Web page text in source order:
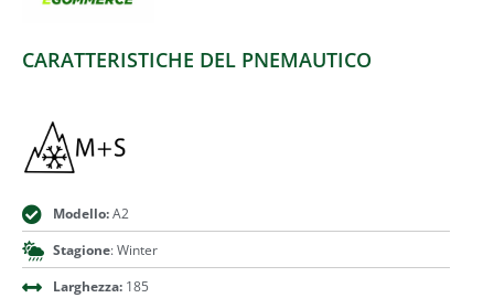
CARATTERISTICHE DEL PNEMAUTICO
Modello:A2
Stagione: Winter
Larghezza:185